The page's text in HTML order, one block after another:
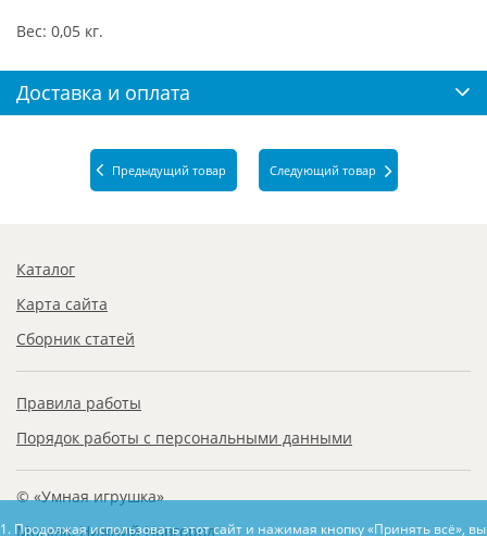
Вес: 0,05 кг.
Доставка и оплата
Предыдущий товар Следующий товар
Каталог
Карта сайта
Сборник статей
Правила работы
Порядок работы с персональными данными
© «Умная игрушка»
Москва, Нижний Новгород
1. Продолжая использовать этот сайт и нажимая кнопку «Принять всё»,